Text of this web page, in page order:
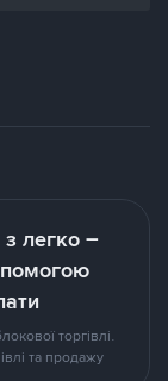
легко –
торгівлі.
та продажу